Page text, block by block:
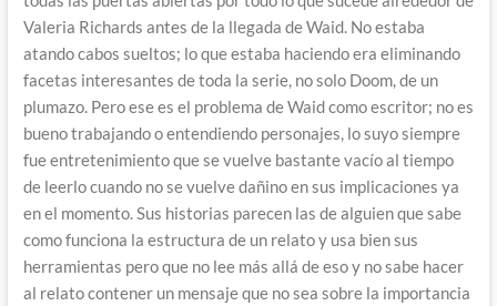
Valeria Richards antes de la llegada de Waid. No estaba
atando cabos sueltos; lo que estaba haciendo era eliminando
facetas interesantes de toda la serie, no solo Doom, de un
plumazo. Pero ese es el problema de Waid como escritor; no es
bueno trabajando o entendiendo personajes, lo suyo siempre
fue entretenimiento que se vuelve bastante vacío al tiempo
de leerlo cuando no se vuelve dañino en sus implicaciones ya
en el momento. Sus historias parecen las de alguien que sabe
como funciona la estructura de un relato y usa bien sus
herramientas pero que no lee más allá de eso y no sabe hacer
al relato contener un mensaje que no sea sobre la importancia